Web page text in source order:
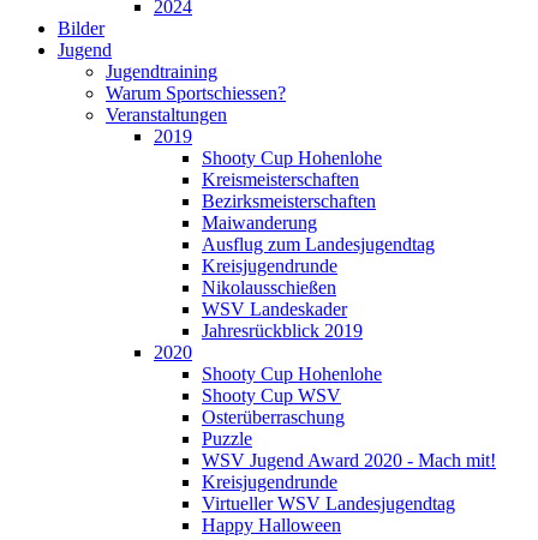
2024
Bilder
Jugend
Jugendtraining
Warum Sportschiessen?
Veranstaltungen
2019
Shooty Cup Hohenlohe
Kreismeisterschaften
Bezirksmeisterschaften
Maiwanderung
Ausflug zum Landesjugendtag
Kreisjugendrunde
Nikolausschießen
WSV Landeskader
Jahresrückblick 2019
2020
Shooty Cup Hohenlohe
Shooty Cup WSV
Osterüberraschung
Puzzle
WSV Jugend Award 2020 - Mach mit!
Kreisjugendrunde
Virtueller WSV Landesjugendtag
Happy Halloween